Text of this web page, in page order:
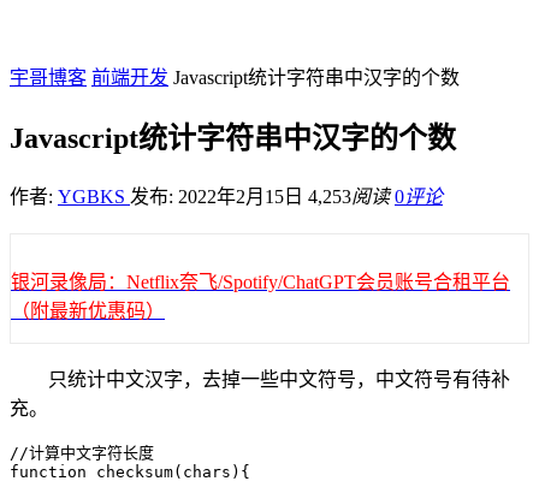
宇哥博客 前端开发 Javascript统计字符串中汉字的个数
Javascript统计字符串中汉字的个数
作者: YGBKS 发布: 2022年2月15日 4,253阅读 0评论
银河录像局：Netflix奈飞/Spotify/ChatGPT会员账号合租平台
（附最新优惠码）
只统计中文汉字，去掉一些中文符号，中文符号有待补
充。
//计算中文字符长度
function checksum(chars){